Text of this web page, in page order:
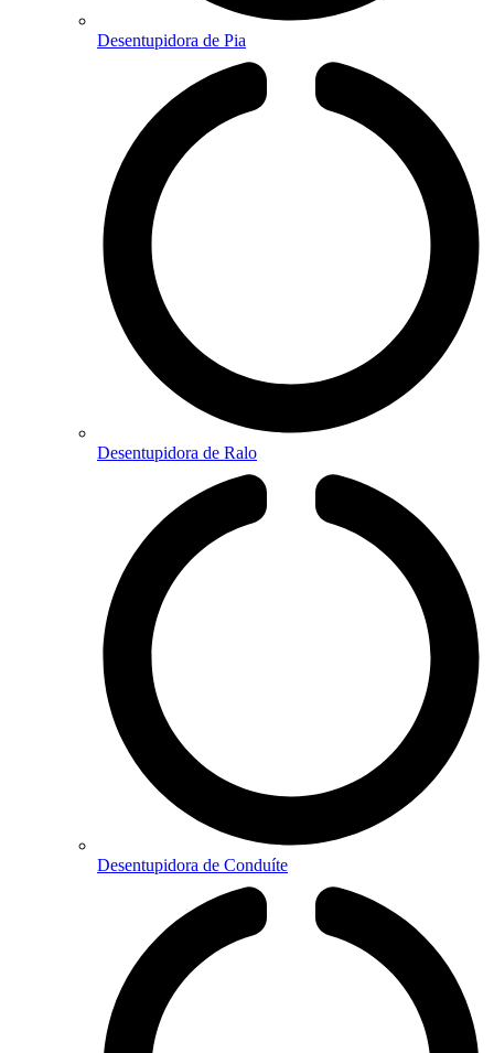
Desentupidora de Pia
Desentupidora de Ralo
Desentupidora de Conduíte